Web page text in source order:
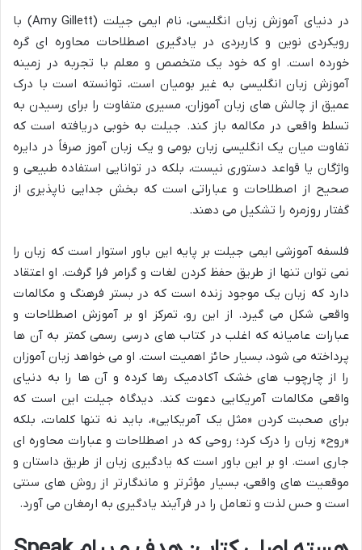
در دنیای آموزش زبان انگلیسی، نام ایمی جیلت (Amy Gillett) با
رویکردی نوین و کاربردی در یادگیری اصطلاحات محاوره ای گره
خورده است. او که خود یک متخصص و معلم با تجربه در زمینه
آموزش زبان انگلیسی به غیر بومیان است، توانسته است با درک
عمیق از چالش های زبان آموزان، مسیری متفاوت را برای رسیدن به
تسلط واقعی در مکالمه باز کند. جیلت به خوبی دریافته است که
تفاوت میان یک انگلیسی زبان بومی و یک زبان آموز صرفاً در دایره
واژگان یا قواعد دستوری نیست، بلکه در توانایی استفاده طبیعی و
صحیح از اصطلاحات و عباراتی است که بخش جدایی ناپذیری از
گفتار روزمره را تشکیل می دهند.
فلسفه آموزشی ایمی جیلت بر پایه این باور استوار است که زبان را
نمی توان تنها از طریق حفظ کردن لغات و گرامر فرا گرفت. او اعتقاد
دارد که زبان یک موجود زنده است که در بستر فرهنگ و مکالمات
واقعی شکل می گیرد. از این رو، تمرکز او بر آموزش اصطلاحات و
عبارات عامیانه که اغلب در کتاب های درسی رسمی کمتر به آن ها
پرداخته می شود، بسیار حائز اهمیت است. او می خواهد زبان آموزان
را از چارچوب های خشک آکادمیک رها کرده و آن ها را به دنیای
واقعی مکالمات آمریکایی دعوت کند. دیدگاه جیلت این است که
برای صحبت کردن «مثل یک آمریکایی»، باید نه تنها کلمات، بلکه
«روح» زبان را درک کرد؛ روحی که در اصطلاحات و عبارات محاوره ای
جاری است. او بر این باور است که یادگیری زبان از طریق داستان و
موقعیت های واقعی، بسیار مؤثرتر و ماندگارتر از روش های سنتی
است و حس لذت و تعامل را در فرآیند یادگیری به ارمغان می آورد.